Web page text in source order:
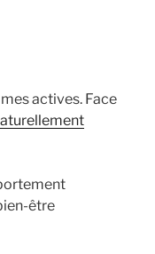
actives. Face
être